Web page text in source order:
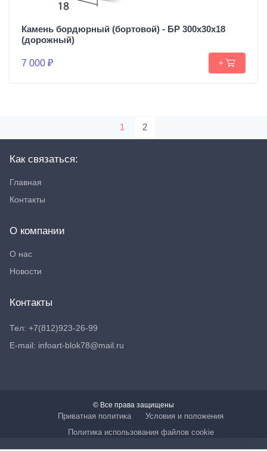
Камень бордюрный (бортовой) - БР 300х30х18
(дорожный)
7 000 ₽ +
1 2
Как связаться:
Главная
Контакты
О компании
О нас
Новости
Контакты
Тел: +7(812)923-26-99
E-mail: infoart-blok78@mail.ru
© Все права защищены
Приватная политика
Условия и положения
Политика использования файлов cookie